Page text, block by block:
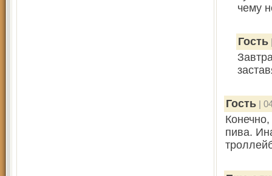
чему
Гость
Гость |
пива.